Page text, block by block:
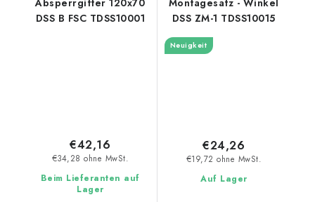
Absperrgitter 120x70
DSS B FSC TDSS10001
Beim Lieferanten auf
Lager
€34,28 ohne MwSt.
€42,16
Montagesatz - Winkel
DSS ZM-1 TDSS10015
Neuigkeit
Auf Lager
€19,72 ohne MwSt.
€24,26